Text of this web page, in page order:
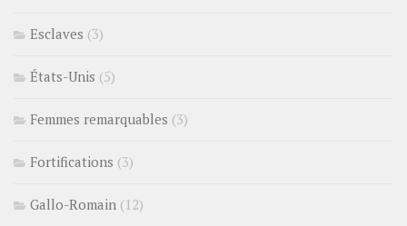
Esclaves (3)
États-Unis (5)
Femmes remarquables (3)
Fortifications (3)
Gallo-Romain (12)